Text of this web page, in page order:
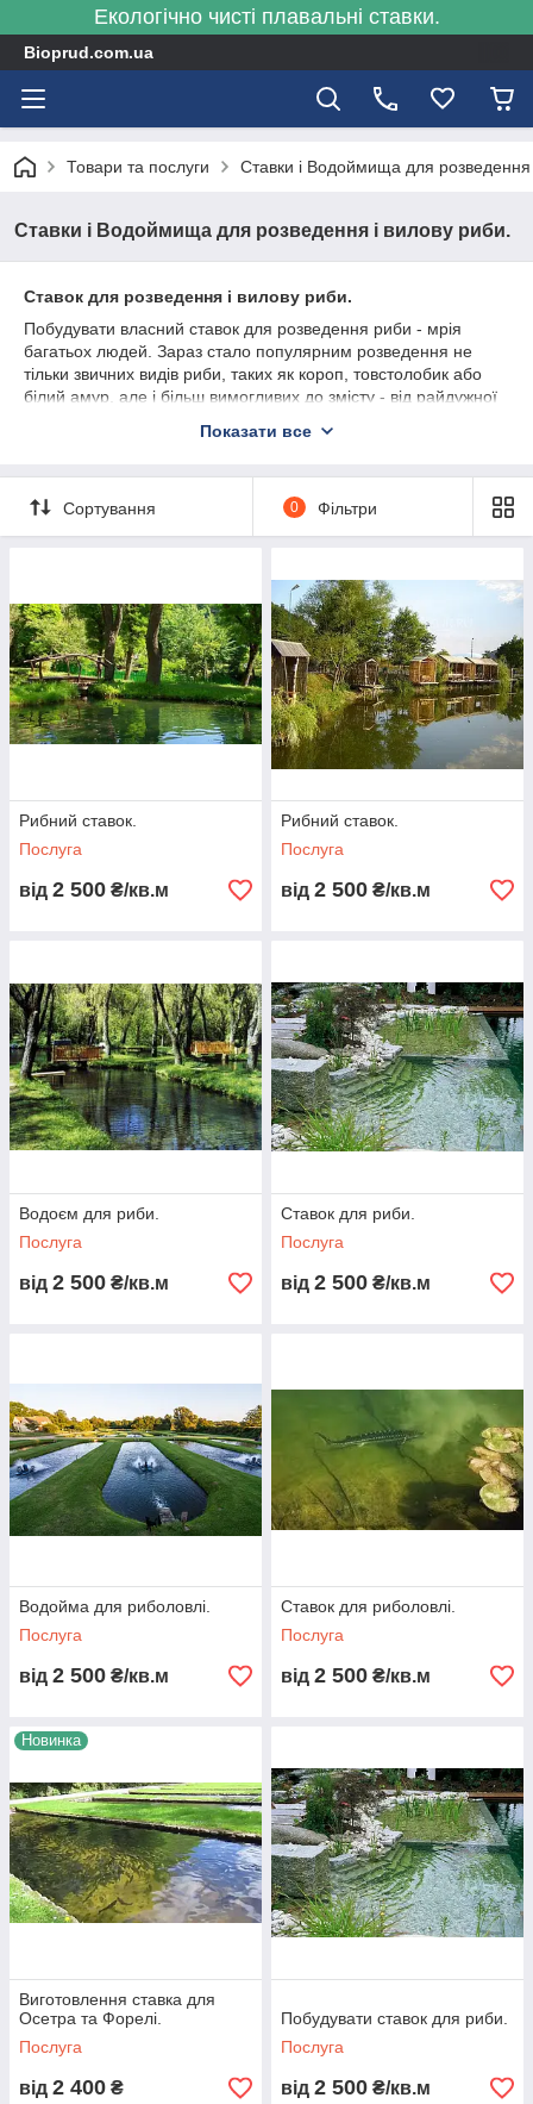
Екологічно чисті плавальні ставки.
Bioprud.com.ua
Товари та послуги Ставки і Водоймища для розведення
Ставки і Водоймища для розведення і вилову риби.
Ставок для розведення і вилову риби.
Побудувати власний ставок для розведення риби - мрія
багатьох людей. Зараз стало популярним розведення не
тільки звичних видів риби, таких як короп, товстолобик або
білий амур, але і більш вимогливих до змісту - від райдужної
краще ретельно розрахувати параметри свого ставка для
розведення риби або звернутися до фахівців з рибницьких
господарств. Важливо визначити глибину ставка,
характеристики його дна, природну кормову базу. Потім
Показати все
Сортування 0 Фільтри
Рибний ставок.
Послуга
від 2 500 ₴/кв.м
Рибний ставок.
Послуга
від 2 500 ₴/кв.м
Водоєм для риби.
Послуга
від 2 500 ₴/кв.м
Ставок для риби.
Послуга
від 2 500 ₴/кв.м
Водойма для риболовлі.
Послуга
від 2 500 ₴/кв.м
Ставок для риболовлі.
Послуга
від 2 500 ₴/кв.м
Новинка
Виготовлення ставка для
Осетра та Форелі.
Послуга
від 2 400 ₴
Побудувати ставок для риби.
Послуга
від 2 500 ₴/кв.м